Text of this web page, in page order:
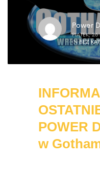
Power
PIĄTEK, 26
IN BEZ
POWER
w